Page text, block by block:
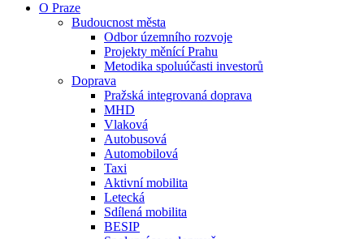
O Praze
Budoucnost města
Odbor územního rozvoje
Projekty měnící Prahu
Metodika spoluúčasti investorů
Doprava
Pražská integrovaná doprava
MHD
Vlaková
Autobusová
Automobilová
Taxi
Aktivní mobilita
Letecká
Sdílená mobilita
BESIP